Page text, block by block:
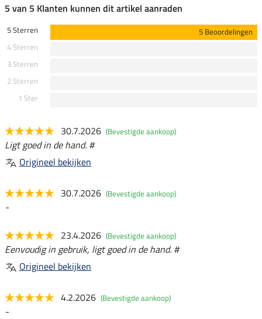
5 van 5 Klanten kunnen dit artikel aanraden
5 Sterren
5 Beoordelingen
4 Sterren
3 Sterren
2 Sterren
1 Ster
30.7.2026 (Bevestigde aankoop)
Ligt goed in de hand. #
Origineel bekijken
30.7.2026 (Bevestigde aankoop)
-
23.4.2026 (Bevestigde aankoop)
Eenvoudig in gebruik, ligt goed in de hand. #
Origineel bekijken
4.2.2026 (Bevestigde aankoop)
-